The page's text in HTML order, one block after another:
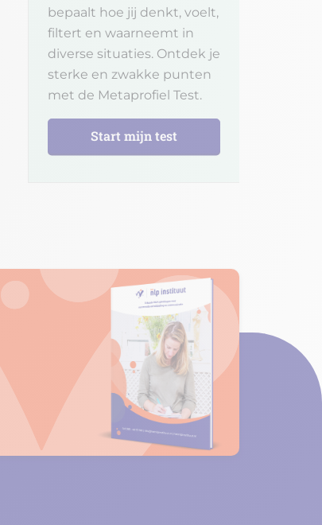
bepaalt hoe jij denkt, voelt,
filtert en waarneemt in
diverse situaties. Ontdek je
sterke en zwakke punten
met de Metaprofiel Test.
Start mijn test